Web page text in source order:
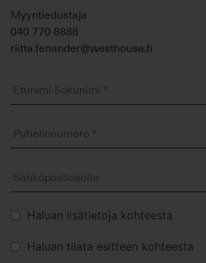
Myyntiedustaja
040 770 8888
riitta.fenander@westhouse.fi
Sukunimi
*
*
Lisävalinnat
Haluan lisätietoja kohteesta
Haluan tilata esitteen kohteesta